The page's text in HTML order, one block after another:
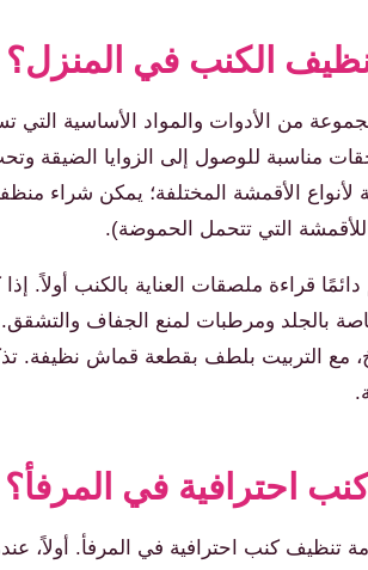
الكنب في المنزل؟
من الأدوات والمواد الأساسية التي
مناسبة للوصول إلى الزوايا الضيقة
الأقمشة المختلفة؛ يمكن شراء
التي تتحمل الحموضة).
قراءة ملصقات العناية بالكنب
بالجلد ومرطبات لمنع الجفاف والتشقق.
المحمر (بنسبة 1:1) في زجاجة بخاخ، مع التربيت بلطف
احترافية في المرفأ؟
تنظيف كنب احترافية في المرفأ. أولاً،